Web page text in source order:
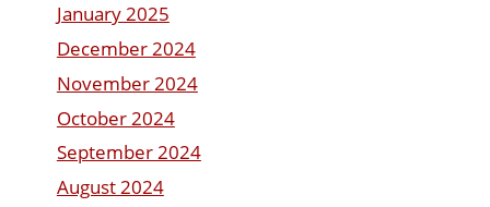
January 2025
December 2024
November 2024
October 2024
September 2024
August 2024